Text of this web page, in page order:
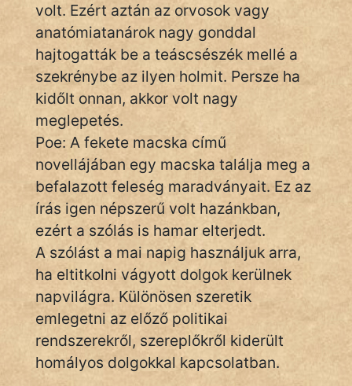
KÖZMONDÁS
PSZICHO
ZENE
FILM
ÉLETMÓD
MAGYARSÁG
TÖRTÉNELEM
Népszerű szerzőink:
cinege
fantom
volt. Ezért aztán az orvosok vagy
anatómiatanárok nagy gonddal
hajtogatták be a teáscsészék mellé a
szekrénybe az ilyen holmit. Persze ha
kidőlt onnan, akkor volt nagy
meglepetés.
Poe: A fekete macska című
novellájában egy macska találja meg a
befalazott feleség maradványait. Ez az
írás igen népszerű volt hazánkban,
ezért a szólás is hamar elterjedt.
A szólást a mai napig használjuk arra,
ha eltitkolni vágyott dolgok kerülnek
napvilágra. Különösen szeretik
emlegetni az előző politikai
rendszerekről, szereplőkről kiderült
homályos dolgokkal kapcsolatban.